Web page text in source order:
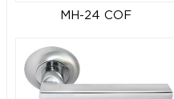
MH-24 COF